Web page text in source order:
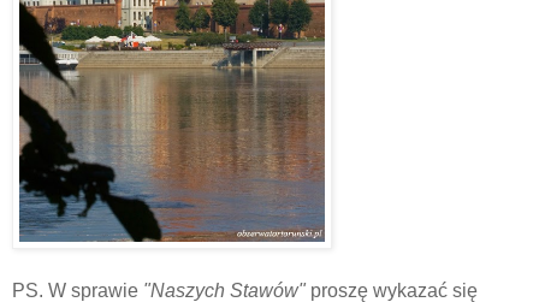
PS. W sprawie "Naszych Stawów" proszę wykazać się